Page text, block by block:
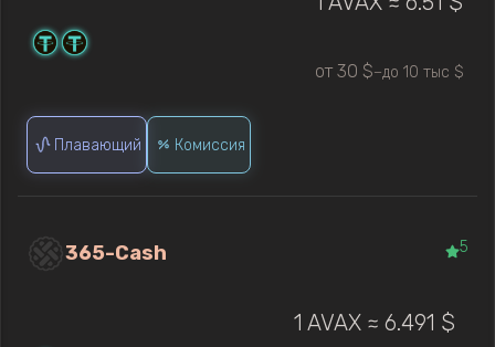
от 30 $—до 10 тыс $
Плавающий Комиссия
365-Cash 5
1 AVAX ≈ 6.491 $